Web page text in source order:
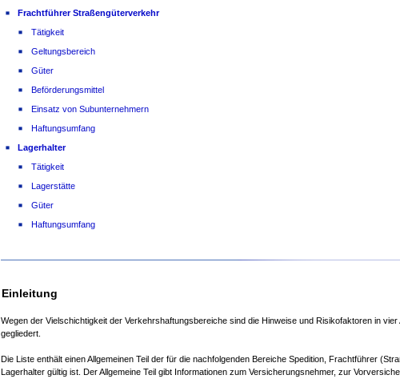
Frachtführer Straßengüterverkehr
Tätigkeit
Geltungsbereich
Güter
Beförderungsmittel
Einsatz von Subunternehmern
Haftungsumfang
Lagerhalter
Tätigkeit
Lagerstätte
Güter
Haftungsumfang
Einleitung
Wegen der Vielschichtigkeit der Verkehrshaftungsbereiche sind die Hinweise und Risikofaktoren in vier
gegliedert.
Die Liste enthält einen Allgemeinen Teil der für die nachfolgenden Bereiche Spedition, Frachtführer
Lagerhalter gültig ist. Der Allgemeine Teil gibt Informationen zum Versicherungsnehmer, zur